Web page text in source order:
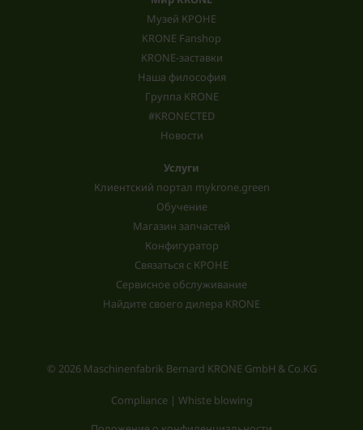
Музей КРОНЕ
KRONE Fanshop
KRONE-заставки
Наша философия
Группа KRONE
#KRONECTED
Новости
Услуги
Клиентский портал mykrone.green
Обучение
Магазин запчастей
Конфигуратор
Связаться с КРОНЕ
Сервисное обслуживание
Найдите своего дилера KRONE
© 2026 Maschinenfabrik Bernard KRONE GmbH & Co.KG
Compliance | Whiste blowing